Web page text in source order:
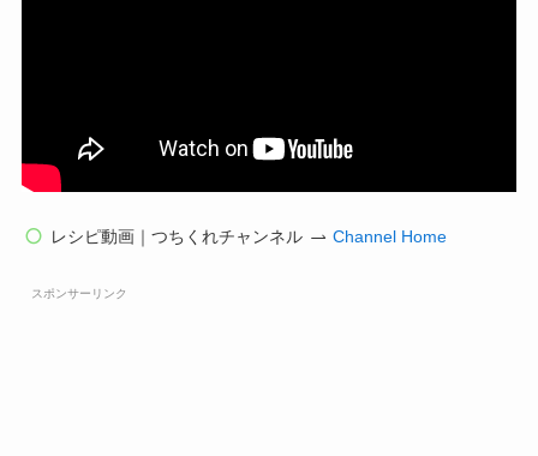
レシピ動画｜つちくれチャンネル Channel Home
スポンサーリンク